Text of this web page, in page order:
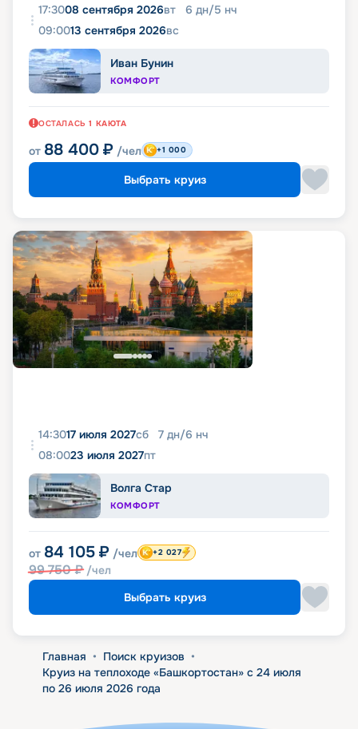
17:3008 сентября 2026вт 6 дн/5 нч
09:0013 сентября 2026вс
Иван Бунин
КОМФОРТ
ОСТАЛАСЬ 1 КАЮТА
от 88 400 ₽ /чел +1 000
Выбрать круиз
14:3017 июля 2027сб 7 дн/6 нч
08:0023 июля 2027пт
Волга Стар
КОМФОРТ
от 84 105 ₽ /чел
99 750₽ /чел
+2 027
Выбрать круиз
Главная • Поиск круизов •
Круиз на теплоходе «Башкортостан» с 24 июля
по 26 июля 2026 года